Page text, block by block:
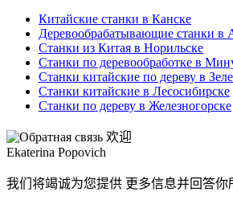
Китайские станки в Канске
Деревообрабатывающие станки в
Станки из Китая в Норильске
Станки по деревообработке в
Станки китайские по дереву в
Станки китайские в Лесосибирске
Станки по дереву в Железногорске
欢迎
Ekaterina Popovich
我们将竭诚为您提供 更多信息并回答你